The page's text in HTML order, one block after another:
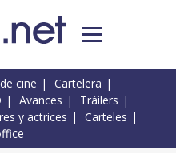
cine
Cartelera
Avances
Tráilers
y actrices
Carteles